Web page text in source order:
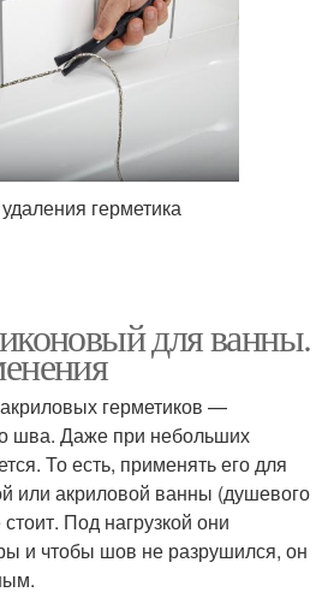
герметика
для ванны.
герметиков —
шва. Даже при небольших
То есть, применять его для
или акриловой ванны (душевого
Под нагрузкой они
и чтобы шов не разрушился, он